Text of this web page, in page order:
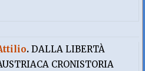
.DALLA LIBERTÀ
CRONISTORIA